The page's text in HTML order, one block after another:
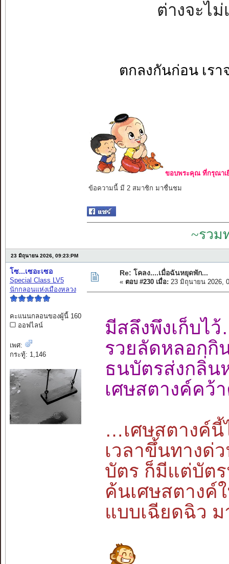
ต่างจะไ
ตกลงกันก่อน เรา
ขอบพระคุณ ที่กรุณาเ
ข้อความนี้ มี 2 สมาชิก มาชื่นชม
~รวม
23 มิถุนายน 2026, 09:23:PM
โซ...เซอะเซอ
Special Class LV5
นักกลอนแห่งเมืองหลวง
คะแนนกลอนของผู้นี้ 160
ออฟไลน์
เพศ:
กระทู้: 1,146
Re: โคลง....เมื่อฉันหยุดพัก...
« ตอบ #230 เมื่อ: 23 มิถุนายน 2026,
มีสลึงพึงเก็บ
รวยลัดหลอก
ธนบัตรส่งกลิ่
เศษสตางค์ค
…เศษสตางค์นี้
เวลาขึ้นทางด่
บัตร ก็มีแต่บัต
ค้นเศษสตางค์
แบบเฉียดฉิว